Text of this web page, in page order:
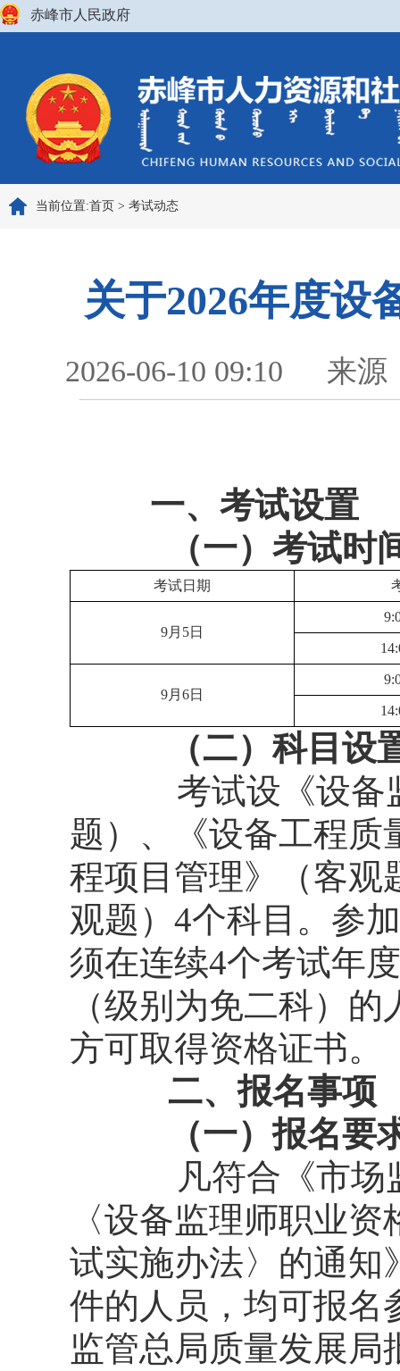
赤峰市人民政府
当前位置:首页 > 考试动态
关于2026年度设
2026-06-10 09:10 来源
一、 考试设置
（一）考试时间
考试日期
9月5日
9月6日
（二）科目设置
考试设《设备
题）、《设备工程质
程项目管理》（客观
观题）4个科目。参
须在连续4个考试年
（级别为免二科）
方可取得资格证书。
二、报名事项
（一）报名要
凡符合《市
〈设备监理师职业
试实施办法〉的通知
件的人员，均可报名
监管总局质量发展局